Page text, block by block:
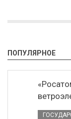
ПОПУЛЯРНОЕ